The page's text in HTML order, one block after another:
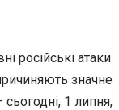
російські атаки
значне
1 липня,